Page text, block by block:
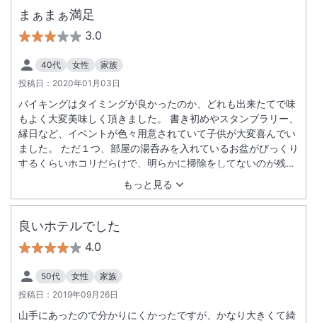
まぁまぁ満足
3.0
40代 女性
家族
投稿日： 2020年01月03日
もっと見る
バイキングはタイミングが良かったのか、どれも出来たてで味
もよく大変美味しく頂きました。 書き初めやスタンブラリー、
縁日など、イベントが色々用意されていて子供が大変喜んでい
ました。 ただ１つ、部屋の湯呑みを入れているお盆がびっくり
するくらいホコリだらけで、明らかに掃除をしてないのが残念
良いホテルでした
4.0
50代 女性
家族
投稿日： 2019年09月26日
山手にあったので分かりにくかったですが、かなり大きくて綺